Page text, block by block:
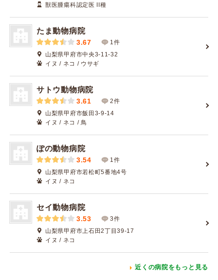
獣医腫瘍科認定医 II種
たま動物病院
3.67
1件
山梨県甲府市中央3-11-32
イヌ / ネコ / ウサギ
サトウ動物病院
3.61
2件
山梨県甲府市飯田3-9-14
イヌ / ネコ / 鳥
ぽの動物病院
3.54
1件
山梨県甲府市若松町5番地4号
イヌ / ネコ
セイ動物病院
3.53
3件
山梨県甲府市上石田2丁目39-17
イヌ / ネコ
近くの病院をもっと見る